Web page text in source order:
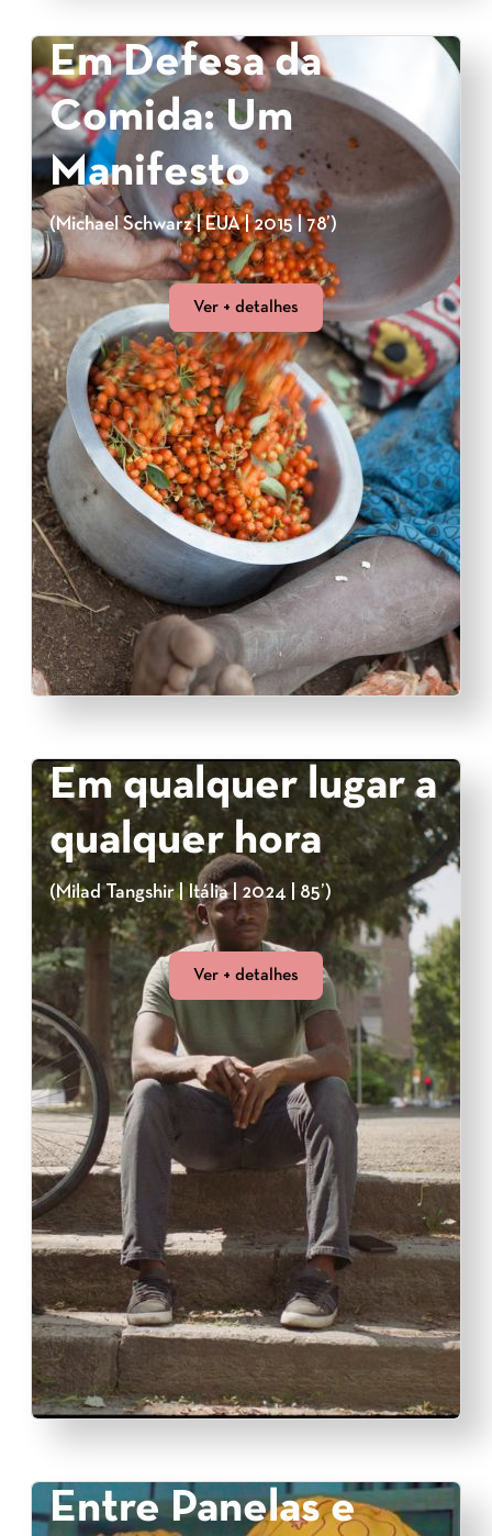
Em Defesa da
Comida: Um
Manifesto
(Michael Schwarz | EUA | 2015 | 78’)
Ver + detalhes
Em qualquer lugar a
qualquer hora
(Milad Tangshir | Itália | 2024 | 85’)
Ver + detalhes
Entre Panelas e